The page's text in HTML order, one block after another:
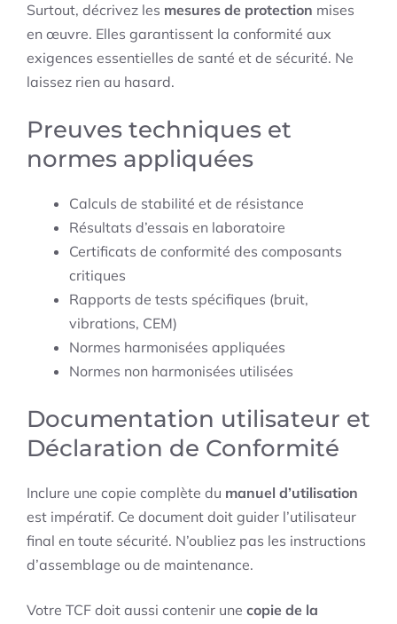
Surtout, décrivez les mesures de protection mises
en œuvre. Elles garantissent la conformité aux
exigences essentielles de santé et de sécurité. Ne
laissez rien au hasard.
Preuves techniques et
normes appliquées
Calculs de stabilité et de résistance
Résultats d’essais en laboratoire
Certificats de conformité des composants
critiques
Rapports de tests spécifiques (bruit,
vibrations, CEM)
Normes harmonisées appliquées
Normes non harmonisées utilisées
Documentation utilisateur et
Déclaration de Conformité
Inclure une copie complète du manuel d’utilisation
est impératif. Ce document doit guider l’utilisateur
final en toute sécurité. N’oubliez pas les instructions
d’assemblage ou de maintenance.
Votre TCF doit aussi contenir une copie de la